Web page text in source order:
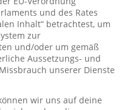
und des Rates
Inhalt“ betrachtest, um
zur
und/oder um gemäß
Aussetzungs- und
unserer Dienste
wir uns auf deine